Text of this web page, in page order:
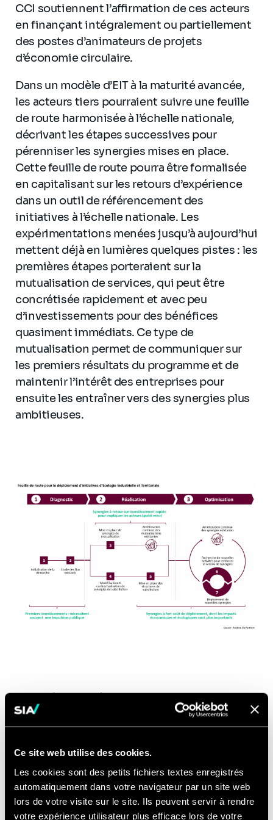
Ce site web utilise des cookies.
Les cookies sont des petits fichiers textes enregistrés
automatiquement dans votre navigateur par un site web
lors de votre visite sur le site. Ils peuvent servir à rendre
votre expérience utilisateur plus efficace lors de votre
CCI soutiennent l’affirmation de ces acteurs
en finançant intégralement ou partiellement
des postes d’animateurs de projets
d’économie circulaire.
Dans un modèle d’EIT à la maturité avancée,
les acteurs tiers pourraient suivre une feuille
de route harmonisée à l’échelle nationale,
décrivant les étapes successives pour
pérenniser les synergies mises en place.
Cette feuille de route pourra être formalisée
en capitalisant sur les retours d’expérience
dans un outil de référencement des
initiatives à l’échelle nationale. Les
expérimentations menées jusqu’à aujourd’hui
mettent déjà en lumières quelques pistes : les
premières étapes porteraient sur la
mutualisation de services, qui peut être
concrétisée rapidement et avec peu
d’investissements pour des bénéfices
quasiment immédiats. Ce type de
mutualisation permet de communiquer sur
les premiers résultats du programme et de
maintenir l’intérêt des entreprises pour
ensuite les entraîner vers des synergies plus
ambitieuses.
cette feuille de route serait avant tout un
indicateur de suivi pour assurer la bonne
rentabilité des projets engagés. Les résultats
résultats réalisés par des éco-parcs plus
matures, lorsqu’ils étaient à un stade de
structuration similaire. Chaque étape clé du